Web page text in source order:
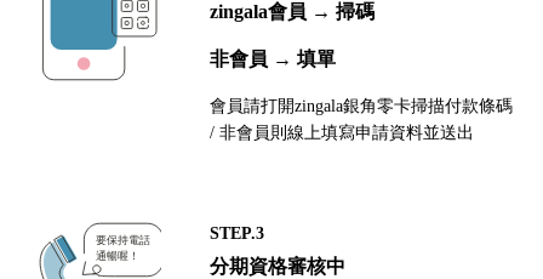
zingala會員 → 掃碼
非會員 → 填單
會員請打開zingala銀角零卡掃描付款條碼
/ 非會員則線上填寫申請資料並送出
STEP.3
分期資格審核中